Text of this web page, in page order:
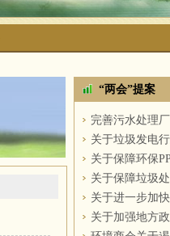
“两会”提案